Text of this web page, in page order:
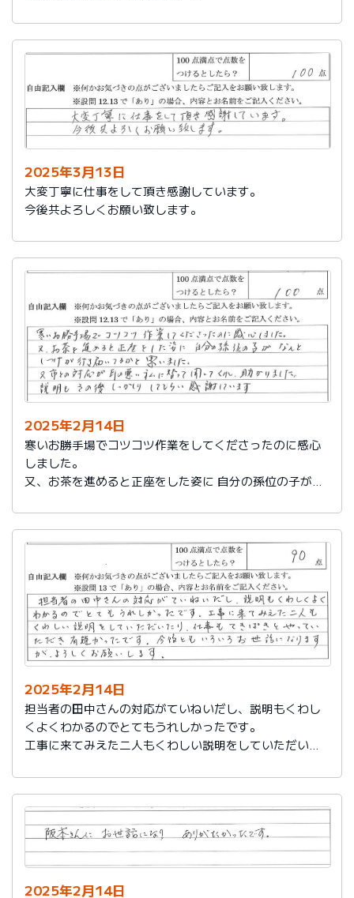
うと思いました。
2025年3月13日
大変丁寧に仕事をして頂き感謝しています。
今後共よろしくお願い致します。
2025年2月14日
寒いお勝手場でコツコツ作業をしてくださったのに感心
しました。
又、お茶を進めると正座をした姿に 自分の孫位の子がな
又、市との対応が耳の悪い私に代わって聞いてくれ助か
りました。
説明もその後しっかりしてもらい感謝しています。
2025年2月14日
担当者の田中さんの対応がていねいだし、説明もくわし
くよくわかるのでとてもうれしかったです。
工事に来てみえた二人もくわしい説明をしていただいた
今後ともいろいろお世話になりますが、よろしくお願い
します。
2025年2月14日